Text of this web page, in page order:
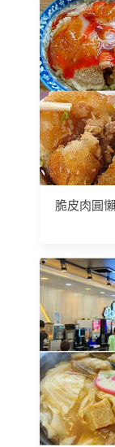
脆皮肉圓